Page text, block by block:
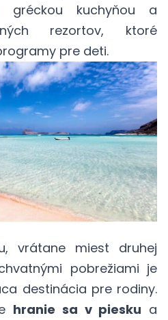
gréckou kuchyňou a
rezortov, ktoré
pre deti.
vrátane miest druhej
pobrežiami je
destinácia pre rodiny.
hranie sa v piesku a